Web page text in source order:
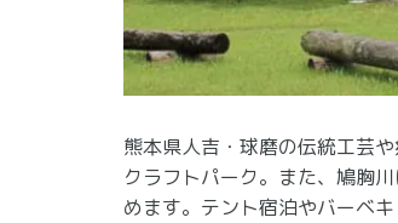
熊本県人吉・球磨の伝統工芸
クラフトパーク。また、鳩胸
めます。テント宿泊やバーベ